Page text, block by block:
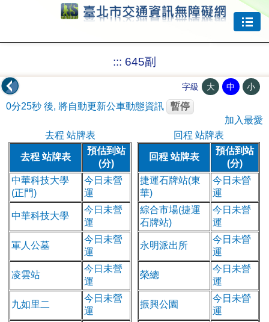
::: 645副
字級 大 中 小
0分25秒 後, 將自動更新公車動態資訊
暫停
加入最愛
去程 站牌表
去程 站牌表
預估到站
(分)
中華科技大學
(正門)
今日未營
運
中華科技大學
今日未營
運
軍人公墓
今日未營
運
凌雲站
今日未營
運
九如里二
今日未營
運
回程 站牌表
回程 站牌表
預估到站
(分)
捷運石牌站(東
華)
今日未營
運
綜合市場(捷運
石牌站)
今日未營
運
永明派出所
今日未營
運
榮總
今日未營
運
振興公園
今日未營
運